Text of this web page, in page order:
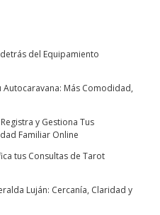
del Equipamiento
Más Comodidad,
y Gestiona Tus
Familiar Online
tus Consultas de Tarot
Luján: Cercanía, Claridad y